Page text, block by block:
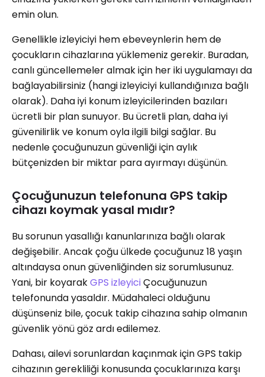
emin olun.
Genellikle izleyiciyi hem ebeveynlerin hem de
çocukların cihazlarına yüklemeniz gerekir. Buradan,
canlı güncellemeler almak için her iki uygulamayı da
bağlayabilirsiniz (hangi izleyiciyi kullandığınıza bağlı
olarak). Daha iyi konum izleyicilerinden bazıları
ücretli bir plan sunuyor. Bu ücretli plan, daha iyi
güvenilirlik ve konum oyla ilgili bilgi sağlar. Bu
nedenle çocuğunuzun güvenliği için aylık
bütçenizden bir miktar para ayırmayı düşünün.
Çocuğunuzun telefonuna GPS takip
cihazı koymak yasal mıdır?
Bu sorunun yasallığı kanunlarınıza bağlı olarak
değişebilir. Ancak çoğu ülkede çocuğunuz 18 yaşın
altındaysa onun güvenliğinden siz sorumlusunuz.
Yani, bir koyarakGPS izleyiciÇocuğunuzun
telefonunda yasaldır. Müdahaleci olduğunu
düşünseniz bile, çocuk takip cihazına sahip olmanın
güvenlik yönü göz ardı edilemez.
Dahası, ailevi sorunlardan kaçınmak için GPS takip
cihazının gerekliliği konusunda çocuklarınıza karşı